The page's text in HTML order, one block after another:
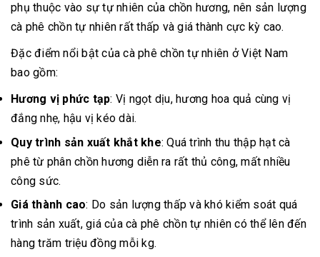
phụ thuộc vào sự tự nhiên của chồn hương, nên sản lượng
cà phê chồn tự nhiên rất thấp và giá thành cực kỳ cao.
Đặc điểm nổi bật của cà phê chồn tự nhiên ở Việt Nam
bao gồm:
Hương vị phức tạp: Vị ngọt dịu, hương hoa quả cùng vị
đắng nhẹ, hậu vị kéo dài.
Quy trình sản xuất khắt khe: Quá trình thu thập hạt cà
phê từ phân chồn hương diễn ra rất thủ công, mất nhiều
công sức.
Giá thành cao: Do sản lượng thấp và khó kiểm soát quá
trình sản xuất, giá của cà phê chồn tự nhiên có thể lên đến
hàng trăm triệu đồng mỗi kg.